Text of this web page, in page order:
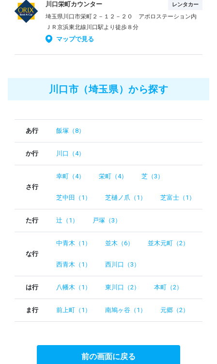
川口栄町カウンター レンタカー
埼玉県川口市栄町２－１２－２０ アポロステーション内
ＪＲ京浜東北線川口駅より徒歩８分
マップで見る
川口市（埼玉県）から探す
あ行 飯塚（8）
か行 川口（4）
さ行
幸町（4） 栄町（4） 芝（3）
芝中田（1） 芝樋ノ爪（1） 芝富士（1）
た行 辻（1） 戸塚（3）
な行
中青木（1） 並木（6） 並木元町（2）
西青木（1） 西川口（3）
は行 八幡木（1） 東川口（2） 本町（2）
ま行 前上町（1） 南鳩ヶ谷（1） 元郷（2）
前の画面に戻る